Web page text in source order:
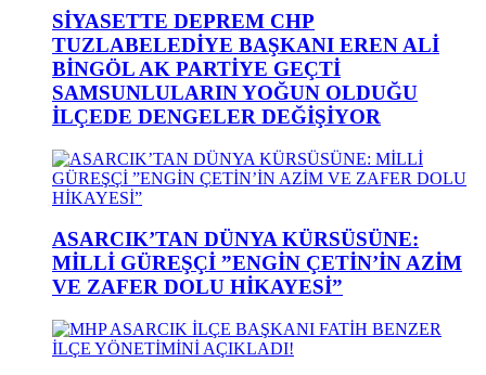
SİYASETTE DEPREM CHP
TUZLABELEDİYE BAŞKANI EREN ALİ
BİNGÖL AK PARTİYE GEÇTİ
SAMSUNLULARIN YOĞUN OLDUĞU
İLÇEDE DENGELER DEĞİŞİYOR
ASARCIK’TAN DÜNYA KÜRSÜSÜNE:
MİLLİ GÜREŞÇİ ”ENGİN ÇETİN’İN AZİM
VE ZAFER DOLU HİKAYESİ”